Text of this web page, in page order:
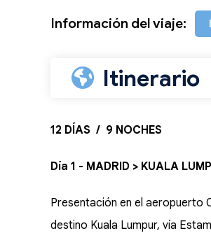
Información del viaje:
Itinerario
12 DÍAS / 9 NOCHES
Día 1 - MADRID > KUALA
Presentación en el aeropuerto
destino Kuala Lumpur, vía